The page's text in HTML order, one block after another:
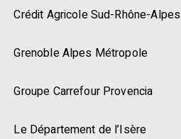
Crédit Agricole Sud-Rhône-Alpes
Grenoble Alpes Métropole
Groupe Carrefour Provencia
Le Département de l’Isère